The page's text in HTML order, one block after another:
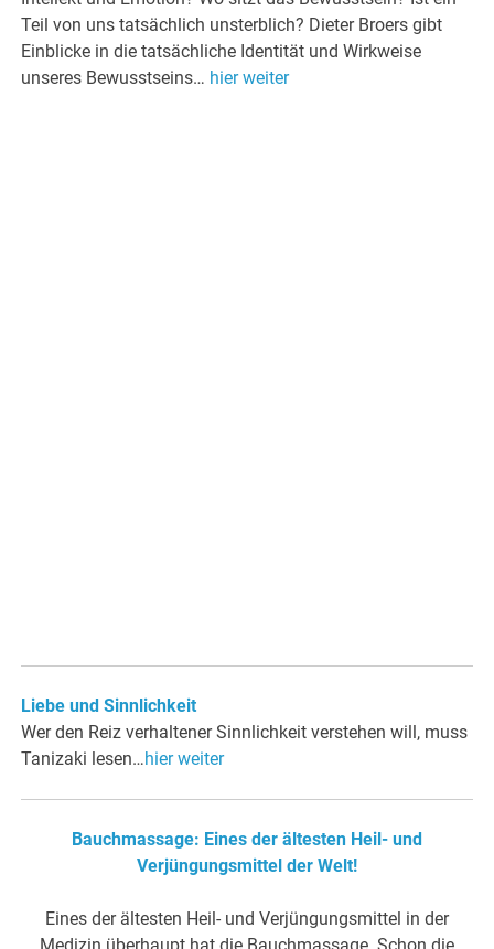
Teil von uns tatsächlich unsterblich? Dieter Broers gibt
Einblicke in die tatsächliche Identität und Wirkweise
unseres Bewusstseins… hier weiter
Liebe und Sinnlichkeit
Wer den Reiz verhaltener Sinnlichkeit verstehen will, muss
Tanizaki lesen…hier weiter
Bauchmassage: Eines der ältesten Heil- und
Verjüngungsmittel der Welt!
Eines der ältesten Heil- und Verjüngungsmittel in der